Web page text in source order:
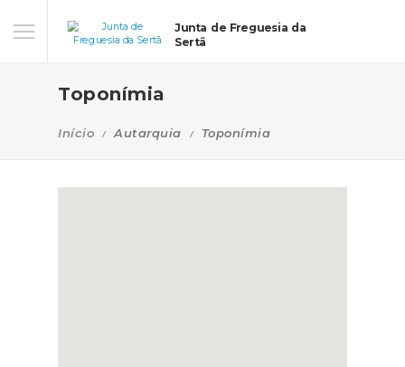
Junta de Freguesia da
Sertã
Toponímia
Início Autarquia Toponímia